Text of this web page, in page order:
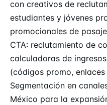
con creativos de
estudiantes y jóvenes
promocionales de
CTA: reclutamiento de
calculadoras de
(códigos promo,
Segmentación en
México para la